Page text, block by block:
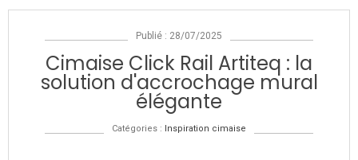
Publié : 28/07/2025
Cimaise Click Rail Artiteq : la
solution d'accrochage mural
élégante
Catégories : Inspiration cimaise